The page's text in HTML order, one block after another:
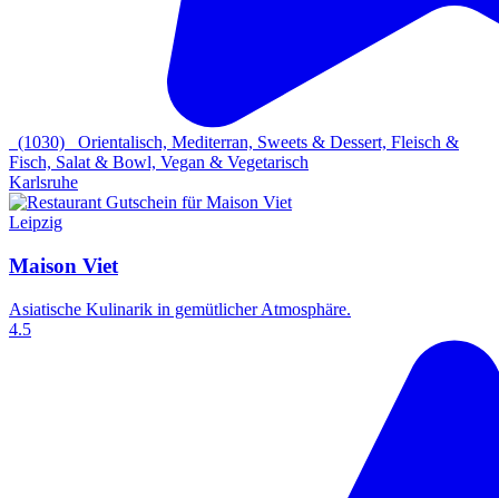
(1030) Orientalisch, Mediterran, Sweets & Dessert, Fleisch &
Fisch, Salat & Bowl, Vegan & Vegetarisch
Karlsruhe
Leipzig
Maison Viet
Asiatische Kulinarik in gemütlicher Atmosphäre.
4.5